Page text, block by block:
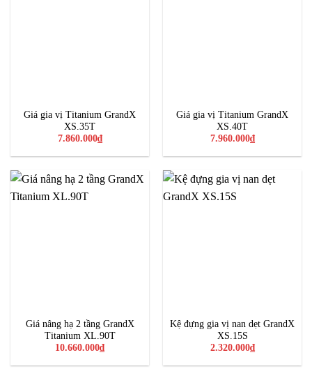
Giá gia vị Titanium GrandX
XS.35T
7.860.000₫
Giá gia vị Titanium GrandX
XS.40T
7.960.000₫
Giá nâng hạ 2 tầng GrandX
Titanium XL.90T
10.660.000₫
Kệ đựng gia vị nan dẹt GrandX
XS.15S
2.320.000₫